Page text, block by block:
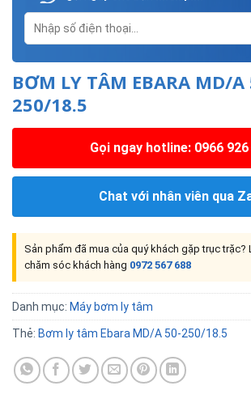
BƠM LY TÂM EBARA MD/A
250/18.5
Gọi ngay hotline: 0966 926
Chat với nhân viên qua
Sản phẩm đã mua của quý khách gặp trục trặc?
chăm sóc khách hàng 0972 567 688
Danh mục: Máy bơm ly tâm
Thẻ: Bơm ly tâm Ebara MD/A 50-250/18.5